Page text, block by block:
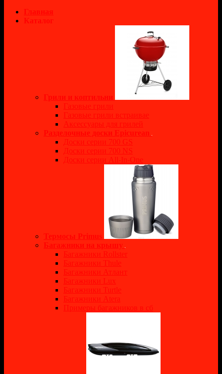
Главная
Каталог
Грили и коптильни
Газовые грили
Газовые грили встраивае
Аксессуары для грилей
Разделочные доски Epicurean
Доски серии 700 GS
Доски серии 700 NS
Доски серии All-In-One
Термосы Primus
Багажники на крышу
Багажники Rollster
Багажники Thule
Багажники Атлант
Багажники Lux
Багажники Turtle
Багажники Atera
Примеры багажников в сб